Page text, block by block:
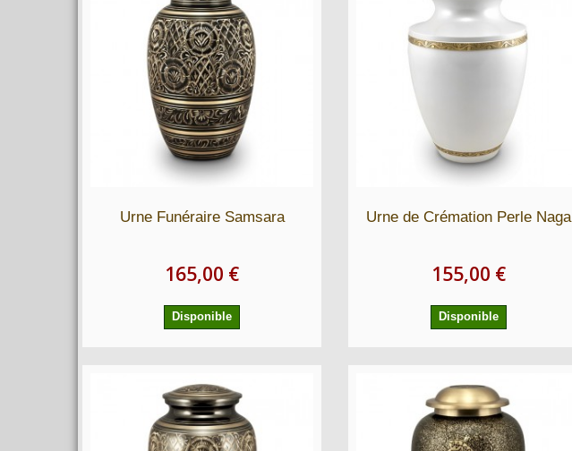
Urne Funéraire Samsara
165,00 €
Disponible
Urne de Crémation Perle Naga
155,00 €
Disponible